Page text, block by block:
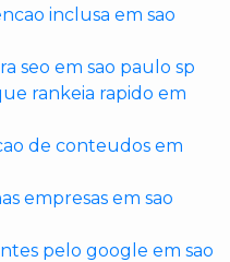
inclusa em sao
seo em sao paulo sp
rankeia rapido em
de conteudos em
empresas em sao
pelo google em sao